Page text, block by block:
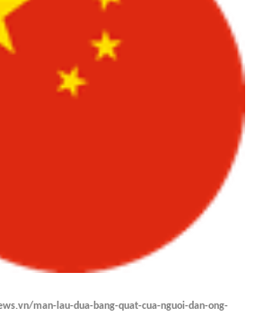
man-lau-dua-bang-quat-cua-nguoi-dan-ong-